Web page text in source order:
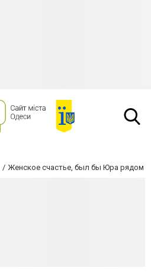
Женское счастье, был бы Юра рядом